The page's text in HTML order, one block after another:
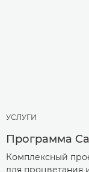
УСЛУГИ
Программа
Комплексный
для процветания